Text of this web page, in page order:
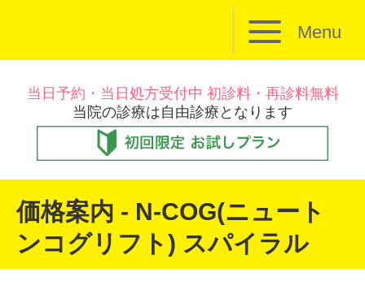
Menu
当日予約・当日処方受付中 初診料・再診料無料
当院の診療は自由診療となります
価格案内 - N-COG(ニュート
ンコグリフト) スパイラル